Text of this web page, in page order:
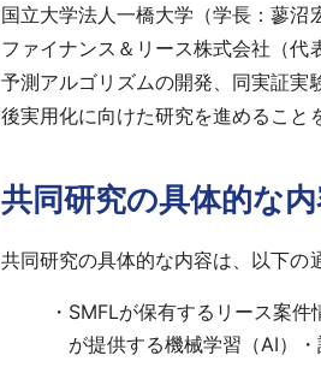
国立大学法人一橋大学（学長：蓼
ファイナンス＆リース株式会社（
予測アルゴリズムの開発、同実証実
後実用化に向けた研究を進めること
共同研究の具体的な
共同研究の具体的な内容は、以下の
SMFLが保有するリース案件
が提供する機械学習（AI）